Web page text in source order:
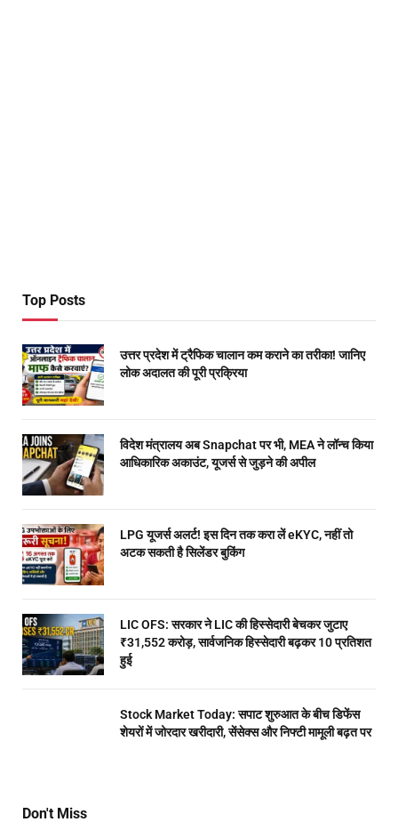
Top Posts
उत्तर प्रदेश में ट्रैफिक चालान कम कराने का तरीका! जानिए
लोक अदालत की पूरी प्रक्रिया
विदेश मंत्रालय अब Snapchat पर भी, MEA ने लॉन्च किया
आधिकारिक अकाउंट, यूजर्स से जुड़ने की अपील
LPG यूजर्स अलर्ट! इस दिन तक करा लें eKYC, नहीं तो
अटक सकती है सिलेंडर बुकिंग
LIC OFS: सरकार ने LIC की हिस्सेदारी बेचकर जुटाए
₹31,552 करोड़, सार्वजनिक हिस्सेदारी बढ़कर 10 प्रतिशत
हुई
Stock Market Today: सपाट शुरुआत के बीच डिफेंस
शेयरों में जोरदार खरीदारी, सेंसेक्स और निफ्टी मामूली बढ़त पर
Don't Miss